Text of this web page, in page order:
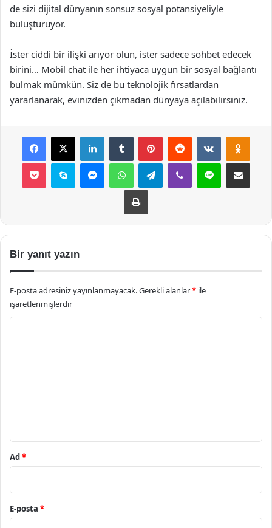
de sizi dijital dünyanın sonsuz sosyal potansiyeliyle
buluşturuyor.
İster ciddi bir ilişki arıyor olun, ister sadece sohbet edecek
birini… Mobil chat ile her ihtiyaca uygun bir sosyal bağlantı
bulmak mümkün. Siz de bu teknolojik fırsatlardan
yararlanarak, evinizden çıkmadan dünyaya açılabilirsiniz.
Facebook
X LinkedInTumblr PinterestReddit VKontakte
Pocket Skype MessengerWhatsAppTelegramViber Line E-Posta ile
Yazdır
Bir yanıt yazın
E-posta adresiniz yayınlanmayacak.Gerekli alanlar* ile
işaretlenmişlerdir
Ad*
E-posta *